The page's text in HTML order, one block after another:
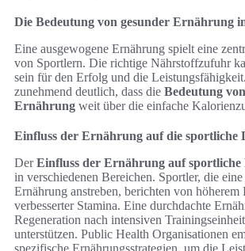
Die Bedeutung von gesunder Ernährung
Eine ausgewogene Ernährung spielt eine
von Sportlern. Die richtige Nährstoffzufuhr
sein für den Erfolg und die
zunehmend deutlich, dass die Bedeutung
Ernährung weit über die einfache
Einfluss der Ernährung auf die sportliche
DerEinfluss der Ernährung auf sportliche
in verschiedenen Bereichen. Sportler, die
Ernährung anstreben, berichten von höherem
verbesserter Stamina. Eine durchdachte
Regeneration nach intensiven
unterstützen. Public Health Organisationen